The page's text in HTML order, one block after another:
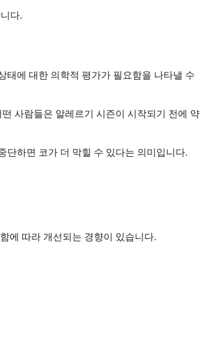
다.
태에 대한 의학적 평가가 필요함을 나타낼 수
사람들은 알레르기 시즌이 시작되기 전에 약
단하면 코가 더 막힐 수 있다는 의미입니다.
에 따라 개선되는 경향이 있습니다.